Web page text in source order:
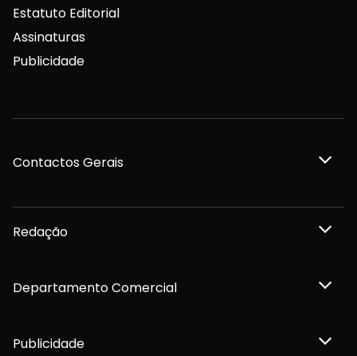
Estatuto Editorial
Assinaturas
Publicidade
Contactos Gerais
Redação
Departamento Comercial
Publicidade